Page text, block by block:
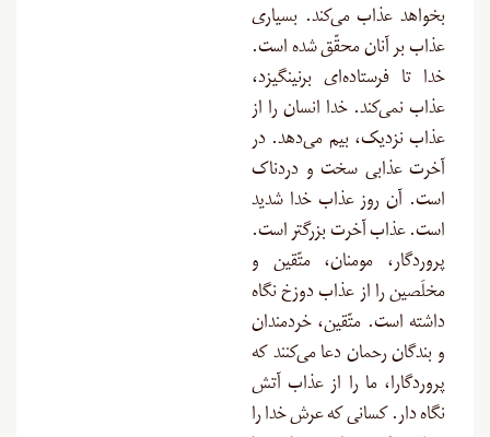
بخواهد عذاب می‌کند. بسیاری
عذاب بر آنان محقّق شده است.
خدا تا فرستاده‌ای برنینگیزد،
عذاب نمی‌کند. خدا انسان را از
عذاب نزدیک، بیم می‌دهد. در
آخرت عذابی سخت و دردناک
است. آن روز عذاب خدا شدید
است. عذاب آخرت بزرگتر است.
پروردگار، مومنان، متّقین و
مخلَصین را از عذاب دوزخ نگاه
داشته است. متّقین، خردمندان
و بندگان رحمان دعا می‌کنند که
پروردگارا، ما را از عذاب آتش
نگاه دار. کسانی که عرش خدا را